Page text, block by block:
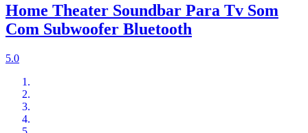
Home Theater Soundbar Para Tv Som
Com Subwoofer Bluetooth
5.0